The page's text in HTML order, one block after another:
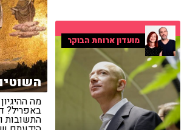
מה
באפריל?
התשובות
מועדון ארוחת הבוקר